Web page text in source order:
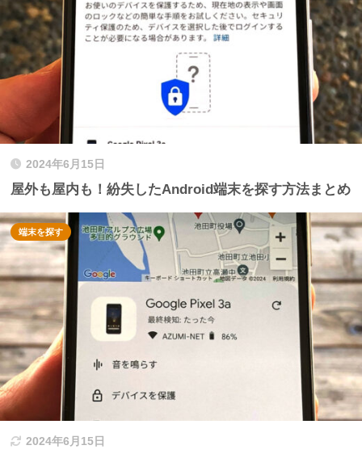
2024年6月15日
屋外も屋内も！紛失したAndroid端末を探す方法まとめ
2024年6月15日
端末を探す